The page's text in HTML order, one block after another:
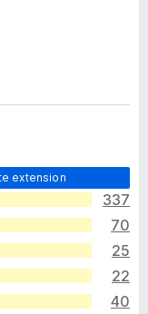
extension
337
70
25
22
40